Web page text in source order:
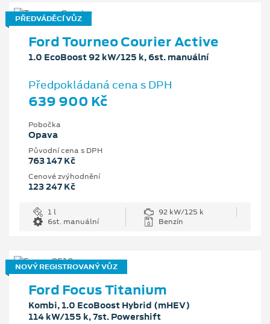
PŘEDVÁDĚCÍ VŮZ
Ford Tourneo Courier Active
1.0 EcoBoost 92 kW/125 k, 6st. manuální
Předpokládaná cena s DPH
639 900 Kč
Pobočka
Opava
Původní cena s DPH
763 147 Kč
Cenové zvýhodnění
123 247 Kč
1 l
92 kW/125 k
6st. manuální
Benzín
NOVÝ REGISTROVANÝ VŮZ
Ford Focus Titanium
Kombi, 1.0 EcoBoost Hybrid (mHEV)
114 kW/155 k, 7st. Powershift